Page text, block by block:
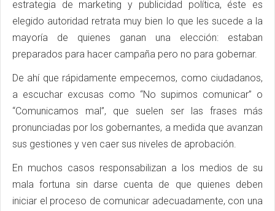
estrategia de marketing y publicidad política, éste es
elegido autoridad retrata muy bien lo que les sucede a la
mayoría de quienes ganan una elección: estaban
preparados para hacer campaña pero no para gobernar.
De ahí que rápidamente empecemos, como ciudadanos,
a escuchar excusas como “No supimos comunicar” o
“Comunicamos mal”, que suelen ser las frases más
pronunciadas por los gobernantes, a medida que avanzan
sus gestiones y ven caer sus niveles de aprobación.
En muchos casos responsabilizan a los medios de su
mala fortuna sin darse cuenta de que quienes deben
iniciar el proceso de comunicar adecuadamente, con una